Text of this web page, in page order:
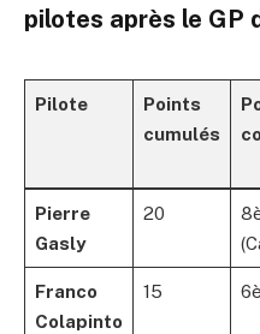
pilotes après le GP
Pilote
Points
cumulés
Pierre
Gasly
20
Franco
Colapinto
15